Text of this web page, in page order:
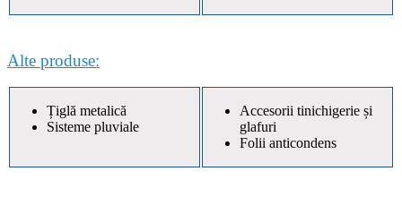
Alte produse:
Țiglă metalică
Sisteme pluviale
Accesorii tinichigerie și
glafuri
Folii anticondens